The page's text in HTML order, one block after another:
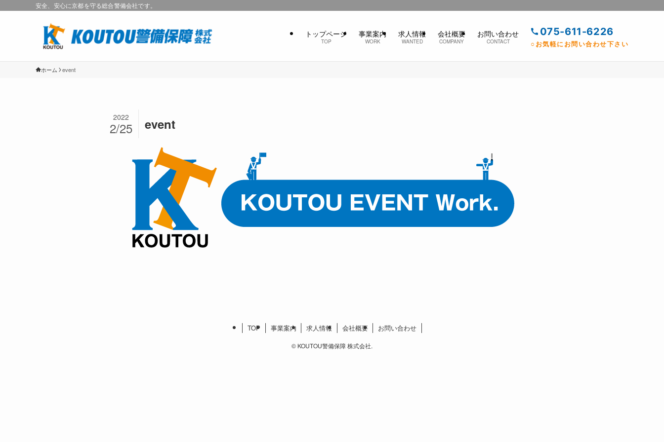
安全、安心に京都を守る総合警備会社です。
トップページ
TOP
事業案内
WORK
求人情報
WANTED
会社概要
COMPANY
お問い合わせ
CONTACT
075-611-6226
○お気軽にお問い合わせ下さい
ホーム event
event
2022
2/25
TOP 事業案内 求人情報 会社概要 お問い合わせ
© KOUTOU警備保障 株式会社.